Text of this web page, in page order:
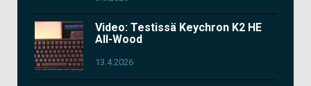
Video: Testissä Keychron K2 HE
All-Wood
13.4.2026